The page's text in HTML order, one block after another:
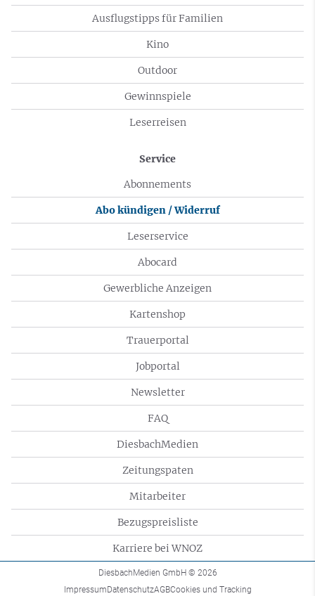
Ausflugstipps für Familien
Kino
Outdoor
Gewinnspiele
Leserreisen
Service
Abonnements
Abo kündigen / Widerruf
Leserservice
Abocard
Gewerbliche Anzeigen
Kartenshop
Trauerportal
Jobportal
Newsletter
FAQ
DiesbachMedien
Zeitungspaten
Mitarbeiter
Bezugspreisliste
Karriere bei WNOZ
DiesbachMedien GmbH © 2026
ImpressumDatenschutzAGBCookies und Tracking